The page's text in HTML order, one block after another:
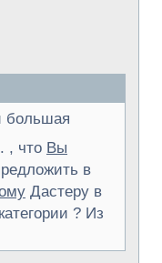
большая
, что Вы
в
Дастеру в
? Из